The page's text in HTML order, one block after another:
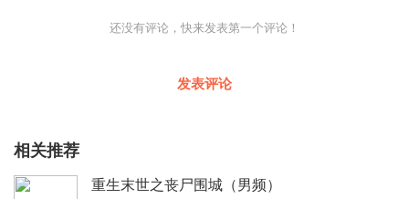
还没有评论，快来发表第一个评论！
发表评论
相关推荐
重生末世之丧尸围城（男频）